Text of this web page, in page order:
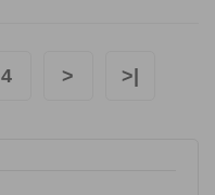
4 > >|